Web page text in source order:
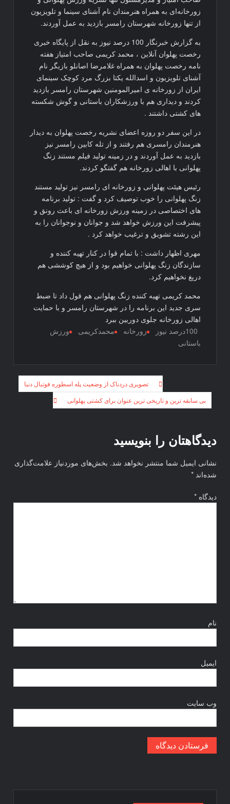
زورخانه‌ای به همراه هنرمندان نام آشنای سینما و تلویزیون
از تنها زورخانه شهرستان رامسر بازدید به عمل آوردند.
به گزارش خبرنگار 100 درصد نیوز به نقل از پایگاه خبری
رخصت پهلوان آنلاین ، محمد کریمی صاحب امتیاز هفته
نامه رخصت پهلوان به همراه غلامرضا اصانلو بازیگر نام
آشنای تلویزیون و اسدالله یکتا بزرگ مرد کوچک سینمای
ایران از زورخانه ی امیرالمومنین شهرستان رامسر بازدید
کردند و دیداری هم با ورزشکاران باستانی و گوش شکسته
های کشتی داشتند .
در این سفر دو روزه اعضای نشریه رخصت پهلوان به دیدار
هنرمندان رامسری هم رفتند و از تله کابین رامسر نیز
بازدید به عمل آوردند و در زمینه تولید فیلم مستند زنگ
پهلوانی با اهالی زورخانه هم گفتگو کردند.
رئیس هیئت پهلوانی و زورخانه ای رامسر نیز تولید مستند
زنگ پهلوانی را خوب توصیف کرد و گفت : تولید برنامه
های اختصاصی در زمینه ورزش زورخانه ای باعث رونق و
پیشرفت این ورزش خواهد شد و جوانان و نوجوانان را به
این رشته تشویق و ترغیب خواهد کرد .
مهری اظهار داشت : با تمام قوا در کنار تهیه کننده و
سازندگان زنگ پهلوانی خواهیم بود و از هیچ کوششی هم
دریغ نخواهیم کرد.
محمد کریمی تهیه کننده زنگ پهلوانی هم قول داد تا ضبط
سری جدید این برنامه را در شهرستان رامسر و با حمایت
اهالی زورخانه جلوی دوربین ببرد
100درصد نیوز
زورخانه محمدکریمی
ورزش
باستانی
نوشته
تصویری دردناک از وضعیت پله اسطوره فوتبال دنیا
بی سابقه ترین و تاریخی ترین عنوان برای کشتی پهلوانی
دیدگاهتان را بنویسید
نشانی ایمیل شما منتشر نخواهد شد. بخش‌های موردنیاز علامت‌گذاری
شده‌اند*
دیدگاه*
نام
ایمیل
وب‌ سایت